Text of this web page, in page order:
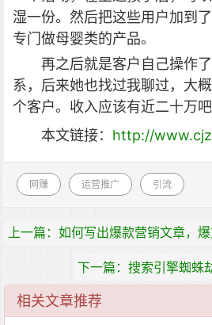
湿一份。然后把这些用户加到
专门做母婴类的产品。
再之后就是客户自己操作
系，后来她也找过我聊过，大
个客户。收入应该有近二十万吧
本文链接： http://
网赚 运营推广 引流
相关文章推荐